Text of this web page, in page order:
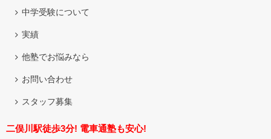
中学受験について
実績
他塾でお悩みなら
お問い合わせ
スタッフ募集
二俣川駅徒歩3分! 電車通塾も安心!